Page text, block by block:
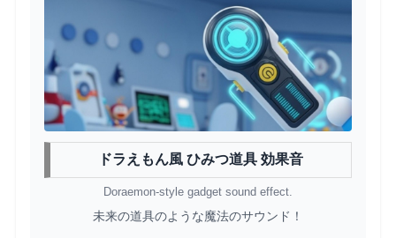
ドラえもん風 ひみつ道具 効果音
Doraemon-style gadget sound effect.
未来の道具のような魔法のサウンド！